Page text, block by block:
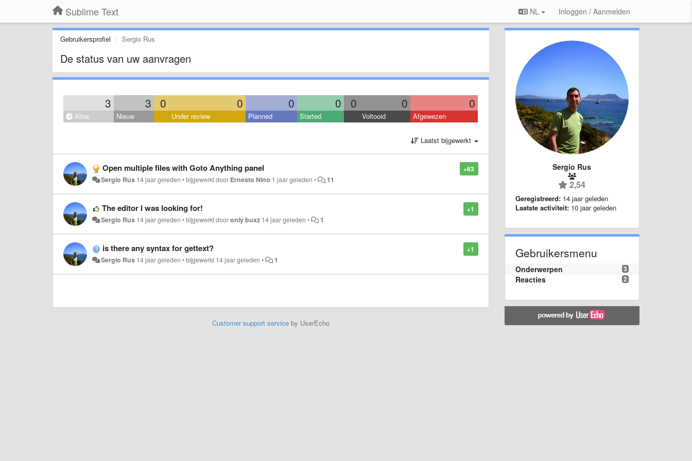
Sublime Text NL Inloggen / Aanmelden
Gebruikersprofiel Sergio Rus
De status van uw aanvragen
3 3 0 0 0 0 0 0 0
Alles Nieuw Under review Planned Started Voltooid Afgewezen
Laatst bijgewerkt
+63
Open multiple files with Goto Anything panel
Sergio Rus 14 jaar geleden •bijgewerkt door Ernesto Nino 1 jaar geleden • 11
+1
The editor I was looking for!
Sergio Rus 14 jaar geleden •bijgewerkt dooronly buxz 14 jaar geleden • 1
+1
is there any syntax for gettext?
Sergio Rus 14 jaar geleden •bijgewerkt 14 jaar geleden • 1
Customer support serviceby UserEcho
Sergio Rus
2,54
Geregistreerd: 14 jaar geleden
Laatste activiteit: 10 jaar geleden
Gebruikersmenu
3
Onderwerpen
2
Reacties